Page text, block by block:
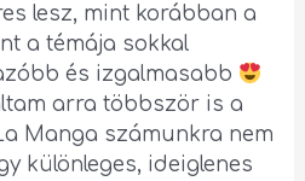
lesz, mint korábban a
a témája sokkal
és izgalmasabb
arra többször is a
Manga számunkra nem
különleges, ideiglenes